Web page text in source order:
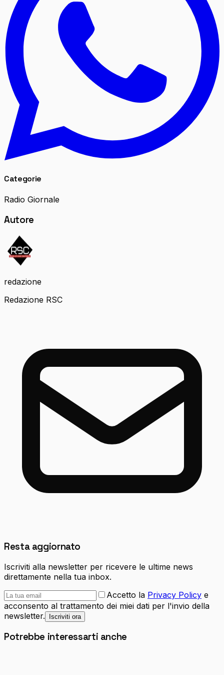
Categorie
Radio Giornale
Autore
redazione
Redazione RSC
Resta aggiornato
Iscriviti alla newsletter per ricevere le ultime news
direttamente nella tua inbox.
Accetto la Privacy Policy e
acconsento al trattamento dei miei dati per l'invio della
newsletter.
Iscriviti ora
Potrebbe interessarti anche